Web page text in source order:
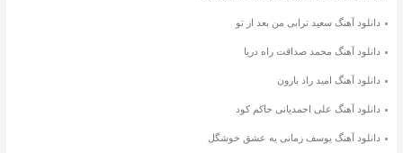
دانلود آهنگ سعید ترابی من بعد از تو
دانلود آهنگ محمد صداقت راه دریا
دانلود آهنگ امید راد بارون
دانلود آهنگ علی احمدیانی حاکم کود
دانلود آهنگ یوسف زمانی یه عشق خوشگل